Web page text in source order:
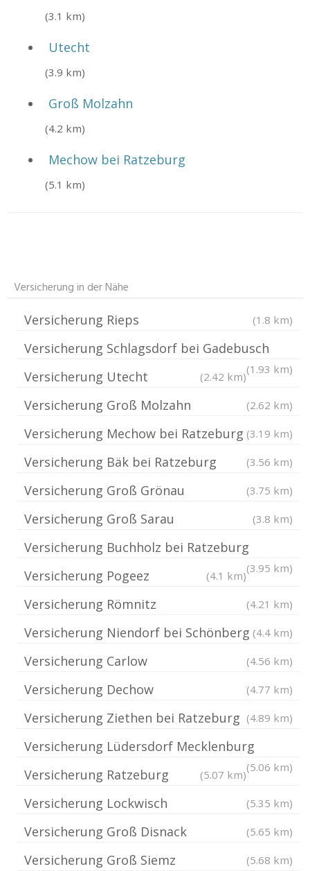
(3.1 km)
Utecht
(3.9 km)
Groß Molzahn
(4.2 km)
Mechow bei Ratzeburg
(5.1 km)
Versicherung in der Nähe
Versicherung Rieps (1.8 km)
Versicherung Schlagsdorf bei Gadebusch
(1.93 km)
Versicherung Utecht (2.42 km)
Versicherung Groß Molzahn (2.62 km)
Versicherung Mechow bei Ratzeburg (3.19 km)
Versicherung Bäk bei Ratzeburg (3.56 km)
Versicherung Groß Grönau (3.75 km)
Versicherung Groß Sarau (3.8 km)
Versicherung Buchholz bei Ratzeburg
(3.95 km)
Versicherung Pogeez (4.1 km)
Versicherung Römnitz (4.21 km)
Versicherung Niendorf bei Schönberg (4.4 km)
Versicherung Carlow (4.56 km)
Versicherung Dechow (4.77 km)
Versicherung Ziethen bei Ratzeburg (4.89 km)
Versicherung Lüdersdorf Mecklenburg
(5.06 km)
Versicherung Ratzeburg (5.07 km)
Versicherung Lockwisch (5.35 km)
Versicherung Groß Disnack (5.65 km)
Versicherung Groß Siemz (5.68 km)